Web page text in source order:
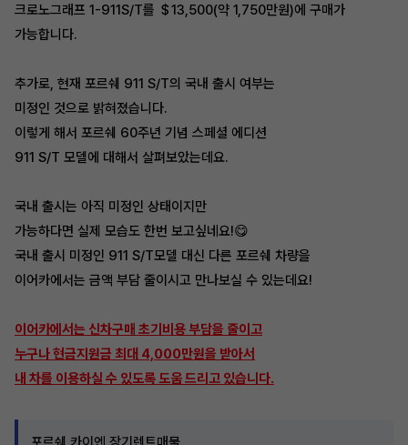
크로노그래프 1-911S/T를 ＄13,500(약 1,750만원)에 구매가
가능합니다.
추가로, 현재 포르쉐 911 S/T의 국내 출시 여부는
미정인 것으로 밝혀졌습니다.
이렇게 해서 포르쉐 60주년 기념 스페셜 에디션
911 S/T 모델에 대해서 살펴보았는데요.
국내 출시는 아직 미정인 상태이지만
가능하다면 실제 모습도 한번 보고싶네요!😋
국내 출시 미정인 911 S/T모델 대신 다른 포르쉐 차량을
이어카에서는 금액 부담 줄이시고 만나보실 수 있는데요!
이어카에서는 신차구매 초기비용 부담을 줄이고
누구나 현금지원금 최대 4,000만원을 받아서
내 차를 이용하실 수 있도록 도움 드리고 있습니다.